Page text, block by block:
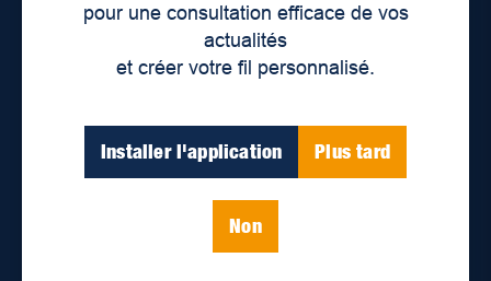
pour une consultation efficace de vos
actualités
et créer votre fil personnalisé.
Installer l'application Plus tard
Non
Devenir partenaire
Lieux de distribution
Nous joindre
Parutions numériques